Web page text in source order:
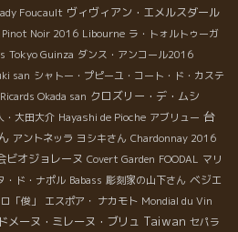
Foucault ヴィヴィアン・エメルスダール
Pinot Noir 2016 Libourne ラ・トォルトゥーガ
Tokyo Guinza ダンス・アンコール2016
san シャトー・プピーユ・コート・ド・カステ
Okada san クロズリー・デ・ムシ
・大田大介 Hayashi de Pioche アブリュー 台
アントネッラ ヨシキさん Chardonnay 2016
ビオジョレーヌ Covert Garden FOODAL マリ
・ド・ナポル Babass 彫刻家の山下さん ベジエ
「俊」 エスポア・ ナカモト Mondial du Vin
ドメーヌ・ミレーヌ・ブリュ Taiwan セパラ